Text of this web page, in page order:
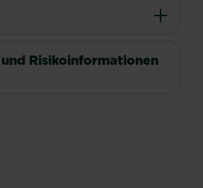
Risikoinformationen